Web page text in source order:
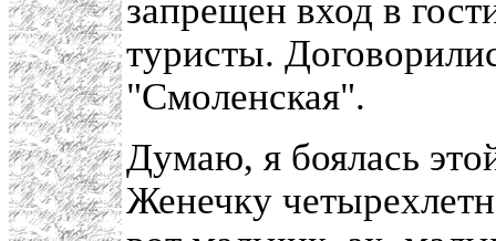
запрещен вход в
туристы.
"Смоленская".
Думаю, я боялась
Женечку